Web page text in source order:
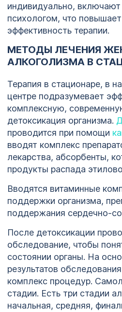
индивидуально, включают
психологом, что
эффективность терапии.
МЕТОДЫ ЛЕЧЕНИЯ
АЛКОГОЛИЗМА В
Терапия в стационаре, в
центре подразумевает
комплексную,
детоксикация организма.
проводится при помощи
вводят комплекс
лекарства, абсорбенты,
продукты распада
Вводятся витаминные
поддержки организма,
поддержания сердечно-
После детоксикации
обследование, чтобы
состоянии органы. На
результатов
комплекс процедур.
стадии. Есть три стадии
начальная, средняя,